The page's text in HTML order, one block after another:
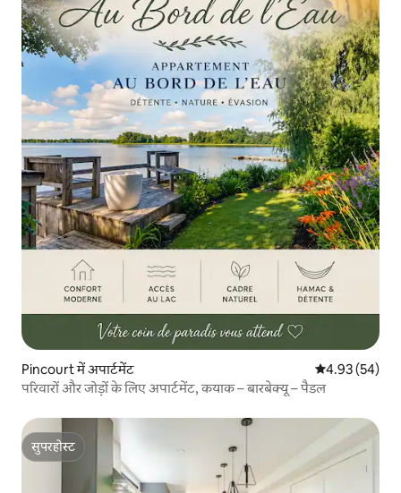
Pincourt में अपार्टमेंट औसत रेटिंग 5 में
4.93 (54)
परिवारों और जोड़ों के लिए अपार्टमेंट, कयाक – बारबेक्यू – पैडल
सुपरहोस्ट
सुपरहोस्ट